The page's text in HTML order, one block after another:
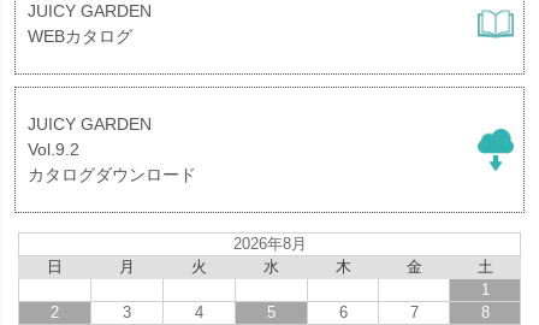
JUICY GARDEN
WEBカタログ
JUICY GARDEN
Vol.9.2
カタログダウンロード
2026年8月
日
月 火 水 木 金
土
1
2
3 4 5 6 7
8